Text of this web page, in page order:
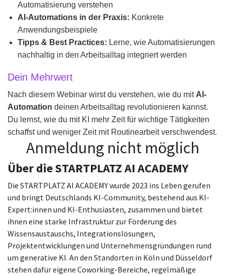
Automatisierung verstehen
AI-Automations in der Praxis: Konkrete
Anwendungsbeispiele
Tipps & Best Practices: Lerne, wie Automatisierungen
nachhaltig in den Arbeitsalltag integriert werden
Dein Mehrwert
Nach diesem Webinar wirst du verstehen, wie du mit AI-
Automation deinen Arbeitsalltag revolutionieren kannst.
Du lernst, wie du mit KI mehr Zeit für wichtige Tätigkeiten
schaffst und weniger Zeit mit Routinearbeit verschwendest.
Anmeldung nicht möglich
Über die STARTPLATZ AI ACADEMY
Die STARTPLATZ AI ACADEMY wurde 2023 ins Leben gerufen
und bringt Deutschlands KI-Community, bestehend aus KI-
Expert:innen und KI-Enthusiasten, zusammen und bietet
ihnen eine starke Infrastruktur zur Förderung des
Wissensaustauschs, Integrationslösungen,
Projektentwicklungen und Unternehmensgründungen rund
um generative KI. An den Standorten in Köln und Düsseldorf
stehen dafür eigene Coworking-Bereiche, regelmäßige